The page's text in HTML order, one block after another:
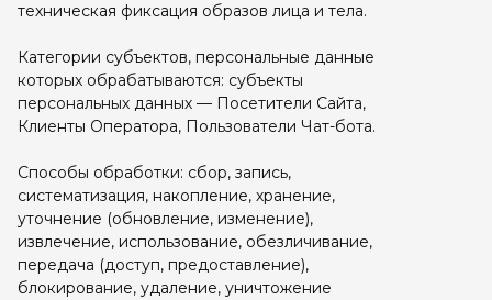
техническая фиксация образов лица и тела.
Категории субъектов, персональные данные
которых обрабатываются: субъекты
персональных данных — Посетители Сайта,
Клиенты Оператора, Пользователи Чат-бота.
Способы обработки: сбор, запись,
систематизация, накопление, хранение,
уточнение (обновление, изменение),
извлечение, использование, обезличивание,
передача (доступ, предоставление),
блокирование, удаление, уничтожение